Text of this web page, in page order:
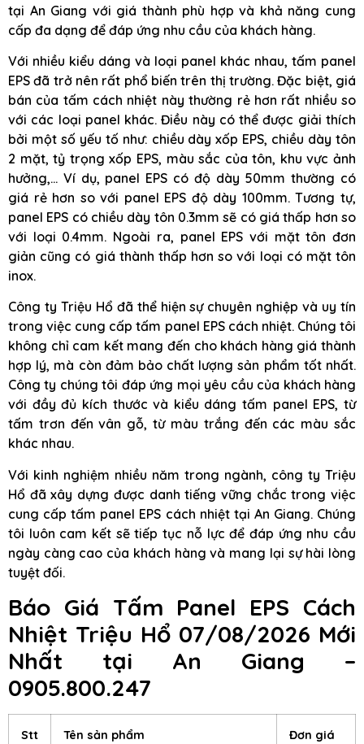
tại An Giang với giá thành phù hợp và khả năng cung
cấp đa dạng để đáp ứng nhu cầu của khách hàng.
Với nhiều kiểu dáng và loại panel khác nhau, tấm panel
EPS đã trở nên rất phổ biến trên thị trường. Đặc biệt, giá
bán của tấm cách nhiệt này thường rẻ hơn rất nhiều so
với các loại panel khác. Điều này có thể được giải thích
bởi một số yếu tố như: chiều dày xốp EPS, chiều dày tôn
2 mặt, tỷ trọng xốp EPS, màu sắc của tôn, khu vực ảnh
hưởng,… Ví dụ, panel EPS có độ dày 50mm thường có
giá rẻ hơn so với panel EPS độ dày 100mm. Tương tự,
panel EPS có chiều dày tôn 0.3mm sẽ có giá thấp hơn so
với loại 0.4mm. Ngoài ra, panel EPS với mặt tôn đơn
giản cũng có giá thành thấp hơn so với loại có mặt tôn
inox.
Công ty Triệu Hổ đã thể hiện sự chuyên nghiệp và uy tín
trong việc cung cấp tấm panel EPS cách nhiệt. Chúng tôi
không chỉ cam kết mang đến cho khách hàng giá thành
hợp lý, mà còn đảm bảo chất lượng sản phẩm tốt nhất.
Công ty chúng tôi đáp ứng mọi yêu cầu của khách hàng
với đầy đủ kích thước và kiểu dáng tấm panel EPS, từ
tấm trơn đến vân gỗ, từ màu trắng đến các màu sắc
khác nhau.
Với kinh nghiệm nhiều năm trong ngành, công ty Triệu
Hổ đã xây dựng được danh tiếng vững chắc trong việc
cung cấp tấm panel EPS cách nhiệt tại An Giang. Chúng
tôi luôn cam kết sẽ tiếp tục nỗ lực để đáp ứng nhu cầu
ngày càng cao của khách hàng và mang lại sự hài lòng
tuyệt đối.
Báo Giá Tấm Panel EPS Cách
Nhiệt Triệu Hổ 07/08/2026 Mới
Nhất tại An Giang –
0905.800.247
Stt Tên sản phẩm
Đơn giá